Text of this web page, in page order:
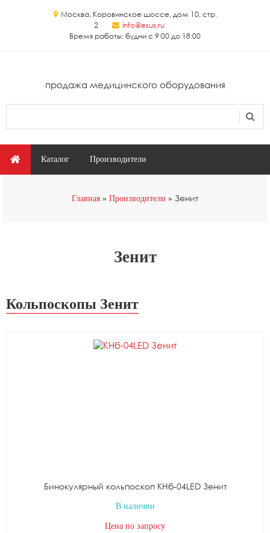
Москва, Коровинское шоссе, дом 10, стр.
2
info@esus.ru
Время работы: будни с 9:00 до 18:00
продажа медицинского оборудования
Главное меню
Каталог Производители
Главная Производители Зенит
Зенит
Кольпоскопы Зенит
Бинокулярный кольпоскоп КНб-04LED Зенит
В наличии
Цена по запросу